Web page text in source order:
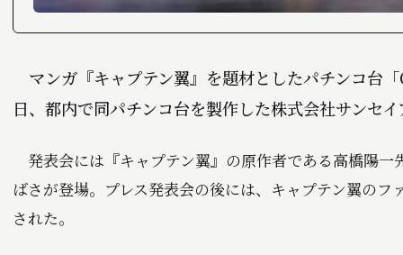
マンガ『キャプテン翼』を題材としたパチンコ台
日、都内で同パチンコ台を製作した株式会社サンセ
発表会には『キャプテン翼』の原作者である高橋陽
ばさが登場。プレス発表会の後には、キャプテン翼の
された。